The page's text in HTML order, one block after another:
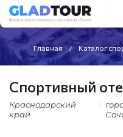
Главная Каталог
Спортивный
Краснодарский
край